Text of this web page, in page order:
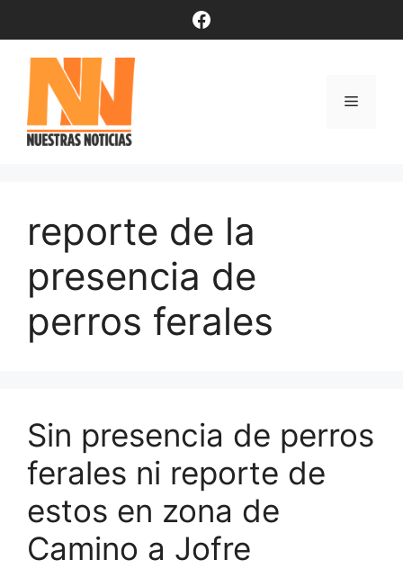
contenido
Facebook
Menú
reporte de la
presencia de
perros ferales
Sin presencia de perros
ferales ni reporte de
estos en zona de
Camino a Jofre